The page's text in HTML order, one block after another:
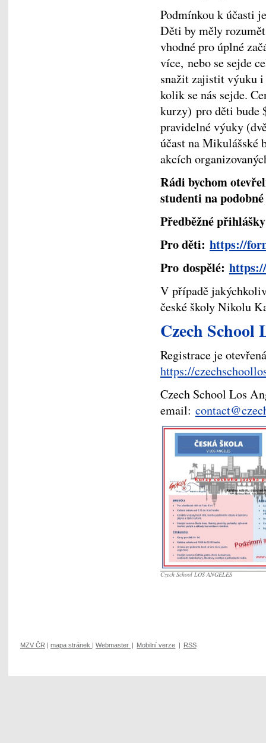
Podmínkou k účasti
Děti by měly
vhodné pro úplné
více, nebo se sejde
snažit zajistit výuku
kolik se nás sejde.
kurzy) pro děti bude
pravidelné výuky
účast na Mikulášské
akcích
Rádi bychom
studenti na
Předběžné
Pro děti: https://
Pro dospělé:
V případě
české školy Nikolu
Czech
Registrace je
https://
Czech School Los
email:
Czech School LOS ANGELES
MZV ČR | mapa stránek | Webmaster | Mobilní verze | RSS